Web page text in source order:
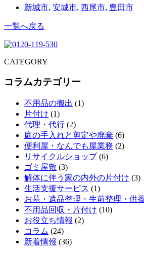
新城市, 安城市, 西尾市, 豊田市
一覧へ戻る
CATEGORY
コラムカテゴリー
不用品の搬出 (1)
片付け (1)
代理・代行 (2)
庭の手入れと剪定や廃棄 (6)
便利屋・なんでも屋業務 (2)
リサイクルショップ(6)
ゴミ屋敷 (3)
解体に伴う家の内外の片付け (3)
生活支援サービス (1)
お墓・遺品整理・生前整理・供
不用品回収・片付け (10)
お役立ち情報 (2)
コラム (24)
新着情報 (36)